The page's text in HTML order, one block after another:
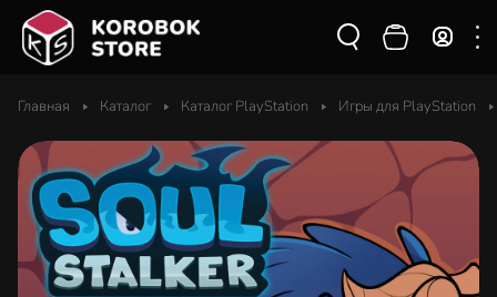
Главная Каталог Каталог PlayStation Игры для PlayStation